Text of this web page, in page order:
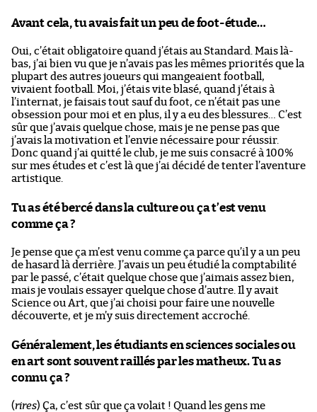
Avant cela, tu avais fait un peu de foot-étude…
Oui, c’était obligatoire quand j’étais au Standard. Mais là-
bas, j’ai bien vu que je n’avais pas les mêmes priorités que la
plupart des autres joueurs qui mangeaient football,
vivaient football. Moi, j’étais vite blasé, quand j’étais à
l’internat, je faisais tout sauf du foot, ce n’était pas une
obsession pour moi et en plus, il y a eu des blessures… C’est
sûr que j’avais quelque chose, mais je ne pense pas que
j’avais la motivation et l’envie nécessaire pour réussir.
Donc quand j’ai quitté le club, je me suis consacré à 100%
sur mes études et c’est là que j’ai décidé de tenter l’aventure
artistique.
Tu as été bercé dans la culture ou ça t’est venu
comme ça ?
Je pense que ça m’est venu comme ça parce qu’il y a un peu
de hasard là derrière. J’avais un peu étudié la comptabilité
par le passé, c’était quelque chose que j’aimais assez bien,
mais je voulais essayer quelque chose d’autre. Il y avait
Science ou Art, que j’ai choisi pour faire une nouvelle
découverte, et je m’y suis directement accroché.
Généralement, les étudiants en sciences sociales ou
en art sont souvent raillés par les matheux. Tu as
connu ça ?
(rires) Ça, c’est sûr que ça volait ! Quand les gens me